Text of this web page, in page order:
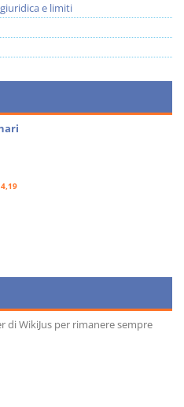
e limiti
di WikiJus per rimanere sempre